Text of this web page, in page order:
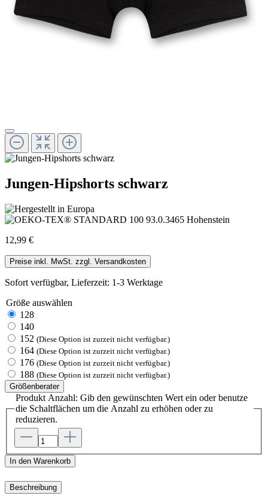
Jungen-Hipshorts schwarz
12,99 €
Preise inkl. MwSt. zzgl. Versandkosten
Sofort verfügbar, Lieferzeit: 1-3 Werktage
Größe auswählen
128
140
152 (Diese Option ist zurzeit nicht verfügbar.)
164 (Diese Option ist zurzeit nicht verfügbar.)
176 (Diese Option ist zurzeit nicht verfügbar.)
188 (Diese Option ist zurzeit nicht verfügbar.)
Größenberater
Produkt Anzahl: Gib den gewünschten Wert ein oder benutze
die Schaltflächen um die Anzahl zu erhöhen oder zu
reduzieren.
In den Warenkorb
Beschreibung